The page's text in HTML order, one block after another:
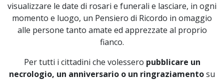
visualizzare le date di rosari e funerali e lasciare, in ogni
momento e luogo, un Pensiero di Ricordo in omaggio
alle persone tanto amate ed apprezzate al proprio
fianco.
Per tutti i cittadini che volessero pubblicare un
necrologio, un anniversario o un ringraziamentosu